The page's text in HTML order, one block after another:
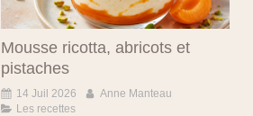
Mousse ricotta, abricots et
pistaches
14 Juil 2026
Anne Manteau
Les recettes